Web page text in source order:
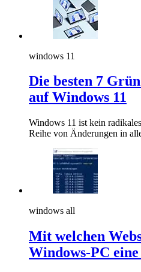
windows 11
Die besten 7
auf Windows 11
Windows 11 ist kein
Reihe von Änderungen in
windows all
Mit welchen
Windows-PC